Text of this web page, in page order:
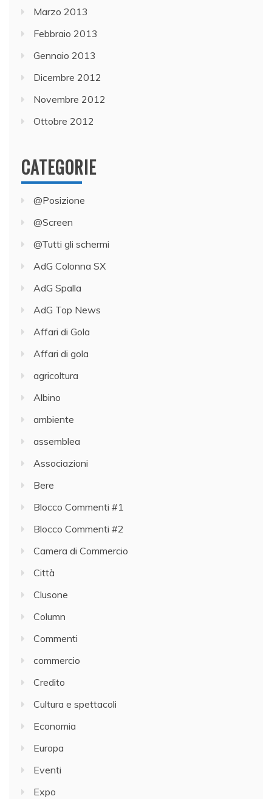
Marzo 2013
Febbraio 2013
Gennaio 2013
Dicembre 2012
Novembre 2012
Ottobre 2012
CATEGORIE
@Posizione
@Screen
@Tutti gli schermi
AdG Colonna SX
AdG Spalla
AdG Top News
Affari di Gola
Affari di gola
agricoltura
Albino
ambiente
assemblea
Associazioni
Bere
Blocco Commenti #1
Blocco Commenti #2
Camera di Commercio
Città
Clusone
Column
Commenti
commercio
Credito
Cultura e spettacoli
Economia
Europa
Eventi
Expo